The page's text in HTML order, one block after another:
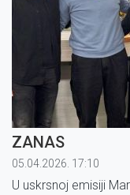
ZANAS
05.04.2026. 17:10
U uskrsnoj emisiji